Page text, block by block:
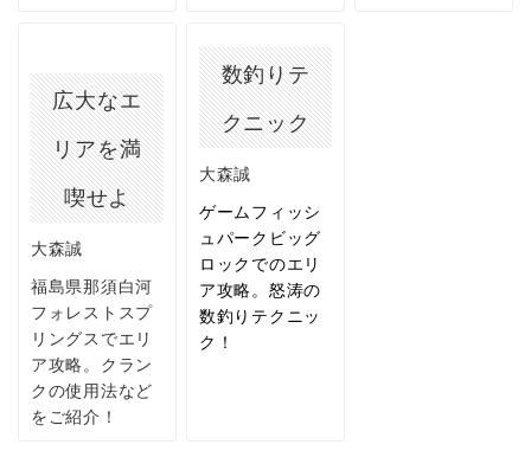
広大なエ
リアを満
喫せよ
大森誠
福島県那須白河
フォレストスプ
リングスでエリ
ア攻略。クラン
クの使用法など
をご紹介！
数釣りテ
クニック
大森誠
ゲームフィッシ
ュパークビッグ
ロックでのエリ
ア攻略。怒涛の
数釣りテクニッ
ク！